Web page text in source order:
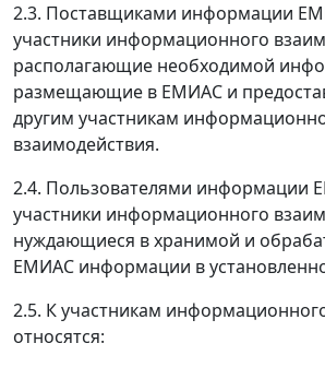
2.3. Поставщиками информации
участники информационного
располагающие необходимой
размещающие в ЕМИАС и
другим участникам
взаимодействия.
2.4. Пользователями информации
участники информационного
нуждающиеся в хранимой и
ЕМИАС информации в
2.5. К участникам
относятся: